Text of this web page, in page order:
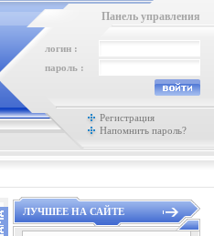
Панель управления
логин :
пароль :
Регистрация
Напомнить пароль?
ЛУЧШЕЕ НА САЙТЕ